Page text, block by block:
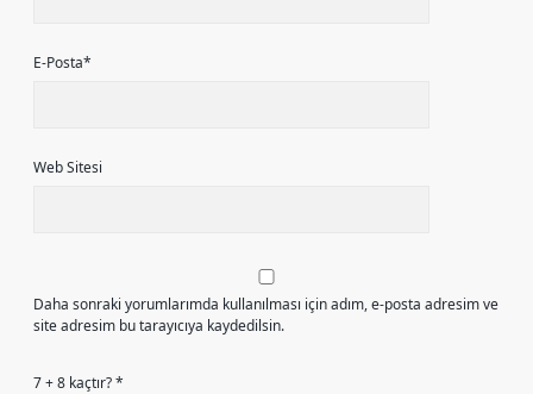
E-Posta*
Web Sitesi
Daha sonraki yorumlarımda kullanılması için adım, e-posta adresim ve
site adresim bu tarayıcıya kaydedilsin.
7 + 8 kaçtır?*